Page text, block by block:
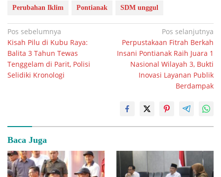
Perubahan Iklim Pontianak SDM unggul
Navigasi
pos
Pos sebelumnya
Kisah Pilu di Kubu Raya:
Balita 3 Tahun Tewas
Tenggelam di Parit, Polisi
Selidiki Kronologi
Pos selanjutnya
Perpustakaan Fitrah Berkah
Insani Pontianak Raih Juara 1
Nasional Wilayah 3, Bukti
Inovasi Layanan Publik
Berdampak
Baca Juga